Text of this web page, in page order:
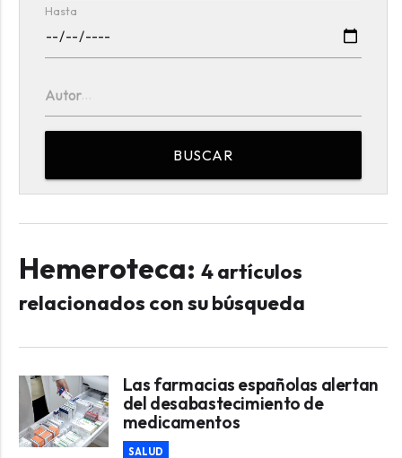
Hasta
Autor
BUSCAR
Hemeroteca: 4 artículos
relacionados con su búsqueda
Las farmacias españolas alertan
del desabastecimiento de
medicamentos
SALUD